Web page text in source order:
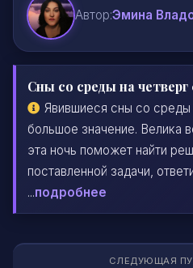
Автор:Эмина
Сны со среды на
Явившиеся сны со
большое значение. Велика
эта ночь поможет найти
поставленной задачи,
...подробнее
СЛЕДУЮЩАЯ